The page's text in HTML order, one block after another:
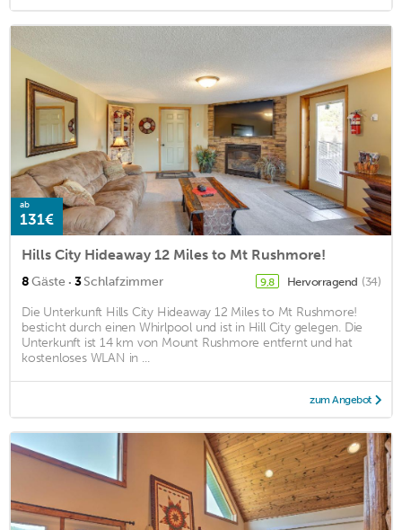
ab
131€
Hills City Hideaway 12 Miles to Mt Rushmore!
8Gäste · 3Schlafzimmer 9,8 Hervorragend (34)
Die Unterkunft Hills City Hideaway 12 Miles to Mt Rushmore!
besticht durch einen Whirlpool und ist in Hill City gelegen. Die
Unterkunft ist 14 km von Mount Rushmore entfernt und hat
kostenloses WLAN in ...
zum Angebot